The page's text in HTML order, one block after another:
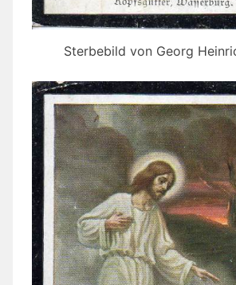
Sterbebild von Georg